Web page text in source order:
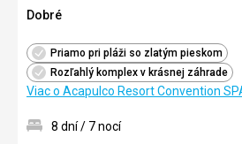
Dobré
Priamo pri pláži so zlatým pieskom
Rozľahlý komplex v krásnej záhrade
Viac o Acapulco Resort Convention
8 dní / 7 nocí